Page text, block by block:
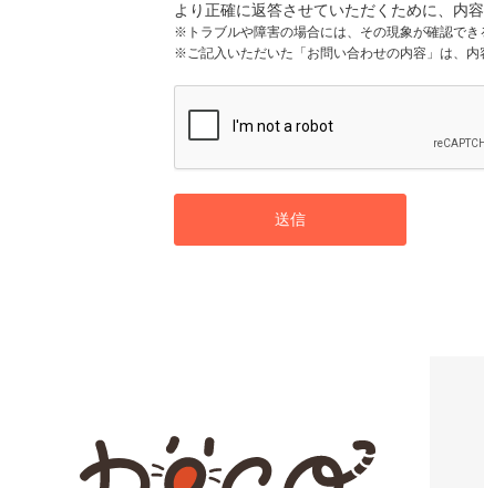
より正確に返答させていただくために、内
※トラブルや障害の場合には、その現象が確認でき
※ご記入いただいた「お問い合わせの内容」は、内
送信